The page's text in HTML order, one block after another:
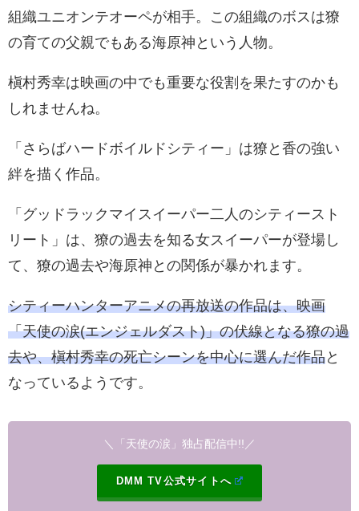
組織ユニオンテオーペが相手。この組織のボスは獠
の育ての父親でもある海原神という人物。
槇村秀幸は映画の中でも重要な役割を果たすのかも
しれませんね。
「さらばハードボイルドシティー」は獠と香の強い
絆を描く作品。
「グッドラックマイスイーパー二人のシティースト
リート」は、獠の過去を知る女スイーパーが登場し
て、獠の過去や海原神との関係が暴かれます。
シティーハンターアニメの再放送の作品は、映画
「天使の涙(エンジェルダスト)」の伏線となる獠の過
去や、槇村秀幸の死亡シーンを中心に選んだ作品と
なっているようです。
＼「天使の涙」 独占配信中!! ／
DMM TV公式サイトへ